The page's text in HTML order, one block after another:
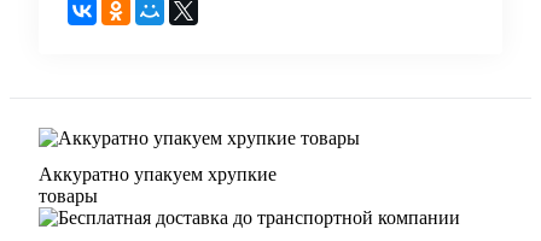
Аккуратно упакуем хрупкие
товары